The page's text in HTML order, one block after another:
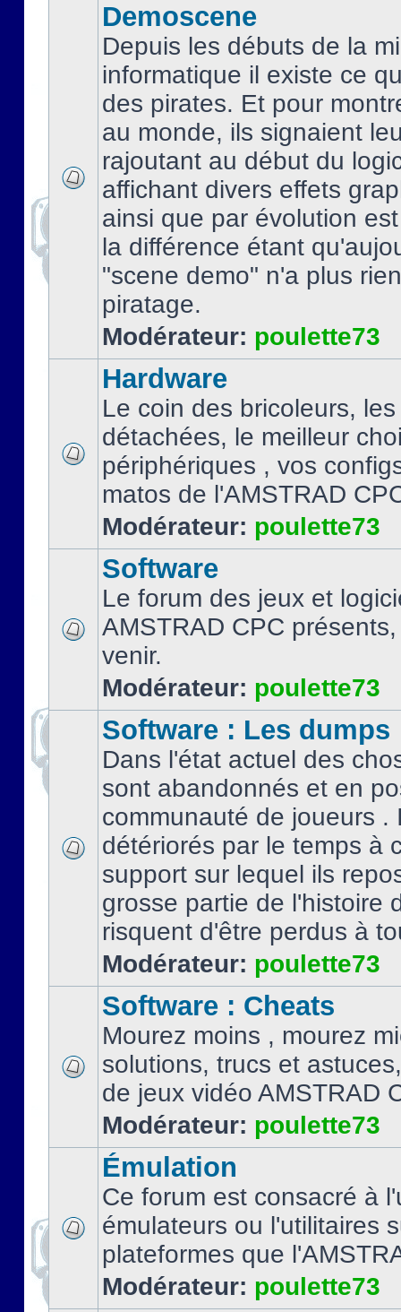
Demoscene
Depuis les débuts de la
informatique il existe ce
des pirates. Et pour
au monde, ils signaient
rajoutant au début du
affichant divers effets
ainsi que par évolution
la différence étant
"scene demo" n'a plus
piratage.
Modérateur: poulette73
Hardware
Le coin des bricoleurs,
détachées, le meilleur
périphériques , vos
matos de l'AMSTRAD
Modérateur: poulette73
Software
Le forum des jeux et
AMSTRAD CPC
venir.
Modérateur: poulette73
Software : Les dumps
Dans l'état actuel des
sont abandonnés et en
communauté de joueurs .
détériorés par le temps à
support sur lequel ils
grosse partie de l'histoire
risquent d'être perdus à
Modérateur: poulette73
Software : Cheats
Mourez moins , mourez
solutions, trucs et
de jeux vidéo AMSTRAD
Modérateur: poulette73
Émulation
Ce forum est consacré à
émulateurs ou l'utilitaires
plateformes que
Modérateur: poulette73